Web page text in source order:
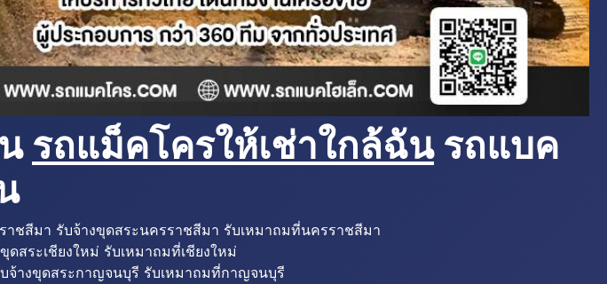
รถแม็คโครให้เช่าใกล้ฉันรถแบค
ชสีมา รับจ้างขุดสระนครราชสีมา รับเหมาถมที่นครราชสีมา
ดสระเชียงใหม่ รับเหมาถมที่เชียงใหม่
จ้างขุดสระกาญจนบุรี รับเหมาถมที่กาญจนบุรี